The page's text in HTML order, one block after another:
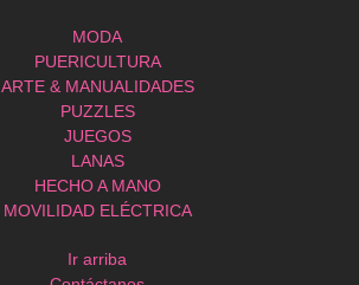
MODA
PUERICULTURA
ARTE & MANUALIDADES
PUZZLES
JUEGOS
LANAS
HECHO A MANO
MOVILIDAD ELÉCTRICA
Ir arriba